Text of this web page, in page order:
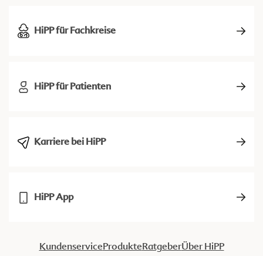
HiPP für Fachkreise
HiPP für Patienten
Karriere bei HiPP
HiPP App
KundenserviceProdukteRatgeberÜber HiPP